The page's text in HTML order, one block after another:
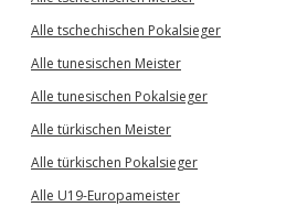
Alle tschechischen Pokalsieger
Alle tunesischen Meister
Alle tunesischen Pokalsieger
Alle türkischen Meister
Alle türkischen Pokalsieger
Alle U19-Europameister